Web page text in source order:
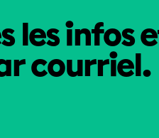
les infos
courriel.